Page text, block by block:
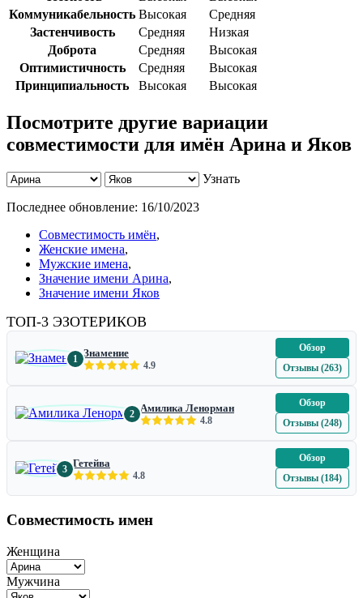
Коммуникабельность Высокая
Средняя
Застенчивость
Средняя
Низкая
Доброта
Средняя
Высокая
Оптимистичность
Средняя
Высокая
Принципиальность
Высокая Высокая
Посмотрите другие вариации
совместимости для имён Арина и Яков
Узнать
Последнее обновление: 16/10/2023
Совместимость имён,
Женские имена,
Мужские имена,
Значение имени Арина,
Значение имени Яков
ТОП-3 ЭЗОТЕРИКОВ
1 Знамение
4.9
Обзор
Отзывы (263)
2 Амилика Ленорман
4.8
Обзор
Отзывы (248)
3 Гетейва
4.8
Обзор
Отзывы (184)
Совместимость имен
Женщина
Мужчина